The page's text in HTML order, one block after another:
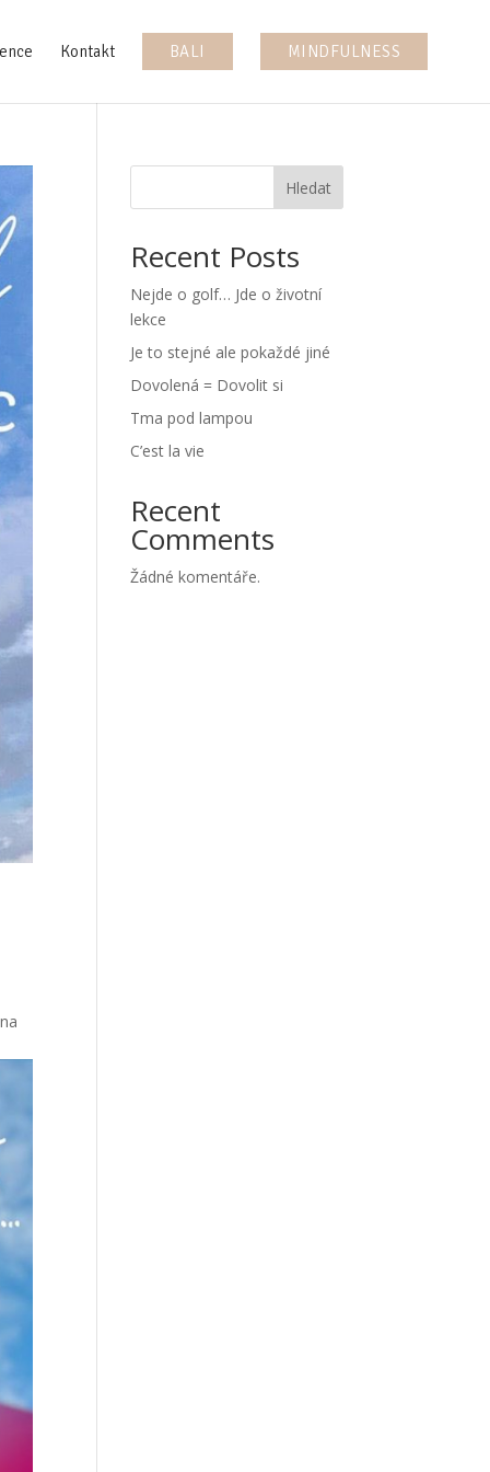
Kontakt BALI MINDFULNESS
Hledat
Recent Posts
Nejde o golf… Jde o životní
lekce
Je to stejné ale pokaždé jiné
Dovolená = Dovolit si
Tma pod lampou
C’est la vie
Recent
Comments
Žádné komentáře.